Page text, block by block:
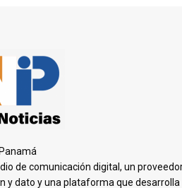
de comunicación digital, un
y dato y una plataforma que desarrolla